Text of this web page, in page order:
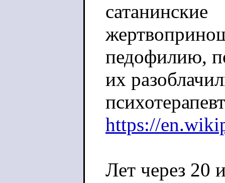
сатанинские
педофилию,
их
https://
Лет через 20